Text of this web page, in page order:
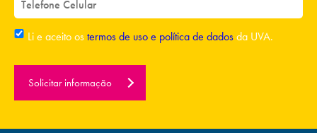
Li e aceito ostermos de uso e política de dadosda UVA.
Solicitar informação